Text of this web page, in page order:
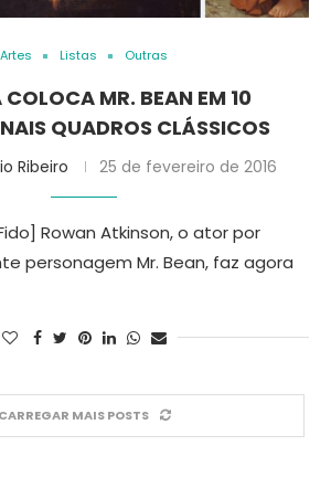
Artes Listas Outras
MR. BEAN EM 10
QUADROS CLÁSSICOS
Ribeiro 25 de fevereiro de 2016
Rowan Atkinson, o ator por
personagem Mr. Bean, faz agora
CARREGAR MAIS POSTS